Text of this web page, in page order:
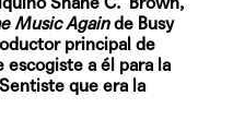
Music Againde Busy
principal de
escogiste a él para la
que era la